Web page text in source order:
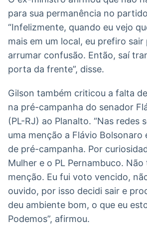
negociação
ativos
Broadcast
Datafeed
conteúdos e
Ticker
Cotações e
headlines de
notícias
Broadcast
Widgets
para sua permanência no
“Infelizmente, quando eu vejo
mais em um local, eu prefiro sair
arrumar confusão. Então, saí
porta da frente”, disse.
Gilson também criticou a falta
na pré-campanha do senador
(PL-RJ) ao Planalto. “Nas redes
uma menção a Flávio Bolsonaro
de pré-campanha. Por
Mulher e o PL Pernambuco. Não
menção. Eu fui voto vencido,
ouvido, por isso decidi sair e
deu ambiente bom, o que eu
Podemos”, afirmou.